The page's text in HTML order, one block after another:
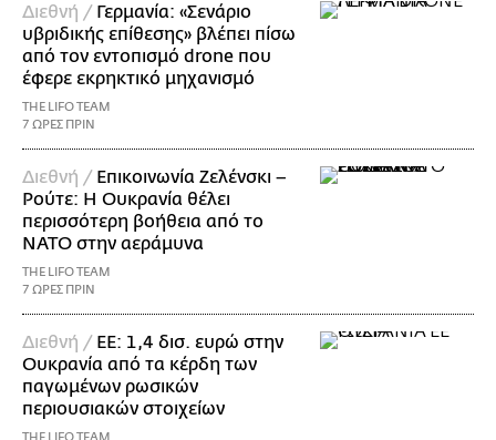
Διεθνή / Γερμανία: «Σενάριο
υβριδικής επίθεσης» βλέπει πίσω
από τον εντοπισμό drone που
έφερε εκρηκτικό μηχανισμό
THE LIFO TEAM
7 ΩΡΕΣ ΠΡΙΝ
Διεθνή / Επικοινωνία Ζελένσκι –
Ρούτε: Η Ουκρανία θέλει
περισσότερη βοήθεια από το
ΝΑΤΟ στην αεράμυνα
THE LIFO TEAM
7 ΩΡΕΣ ΠΡΙΝ
Διεθνή / ΕΕ: 1,4 δισ. ευρώ στην
Ουκρανία από τα κέρδη των
παγωμένων ρωσικών
περιουσιακών στοιχείων
THE LIFO TEAM